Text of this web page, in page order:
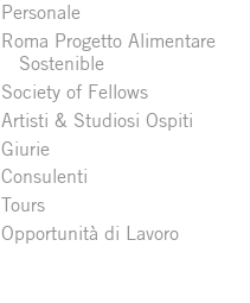
Personale
Roma Progetto Alimentare
Sostenible
Society of Fellows
Artisti & Studiosi Ospiti
Giurie
Consulenti
Tours
Opportunità di Lavoro